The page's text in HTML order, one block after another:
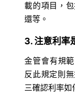
載的項目，
還等。
3. 注意利率
金管會有規
反此規定則
三確認利率如